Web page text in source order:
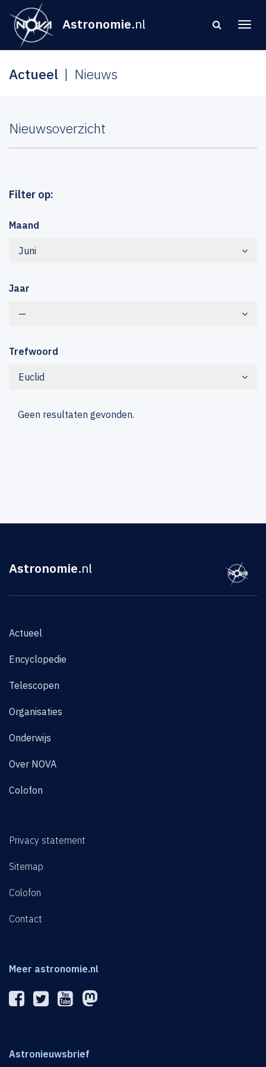
Astronomie.nl
Actueel Nieuws
Nieuwsoverzicht
Filter op:
Maand
Juni
Jaar
—
Trefwoord
Euclid
Geen resultaten gevonden.
Astronomie.nl
Actueel
Encyclopedie
Telescopen
Organisaties
Onderwijs
Over NOVA
Colofon
Privacy statement
Sitemap
Colofon
Contact
Meer astronomie.nl
Astronieuwsbrief